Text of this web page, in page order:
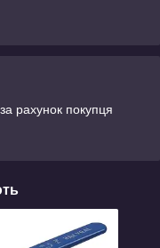
рахунок покупця